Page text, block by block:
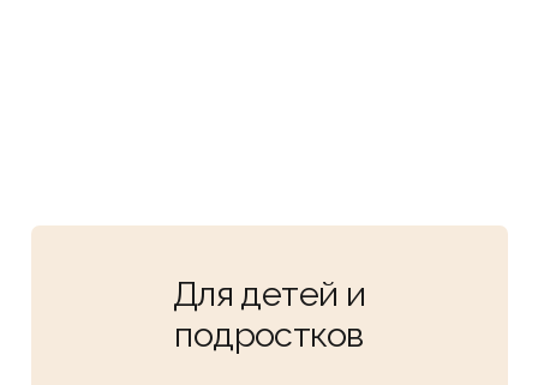
Для детей и
подростков